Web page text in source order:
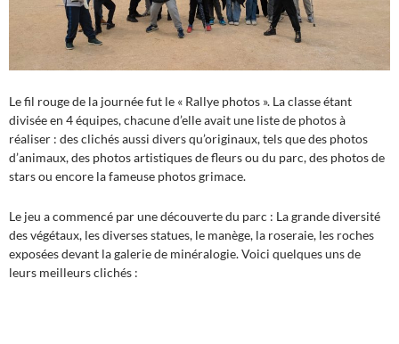
Le fil rouge de la journée fut le « Rallye photos ». La classe étant
divisée en 4 équipes, chacune d’elle avait une liste de photos à
réaliser : des clichés aussi divers qu’originaux, tels que des photos
d’animaux, des photos artistiques de fleurs ou du parc, des photos de
stars ou encore la fameuse photos grimace.
Le jeu a commencé par une découverte du parc : La grande diversité
des végétaux, les diverses statues, le manège, la roseraie, les roches
exposées devant la galerie de minéralogie. Voici quelques uns de
leurs meilleurs clichés :